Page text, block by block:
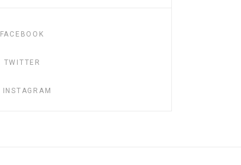
FACEBOOK
TWITTER
INSTAGRAM